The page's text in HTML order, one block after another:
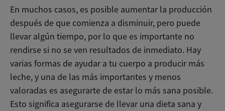
En muchos casos, es posible aumentar la producción
después de que comienza a disminuir, pero puede
llevar algún tiempo, por lo que es importante no
rendirse si no se ven resultados de inmediato. Hay
varias formas de ayudar a tu cuerpo a producir más
leche, y una de las más importantes y menos
valoradas es asegurarte de estar lo más sana posible.
Esto significa asegurarse de llevar una dieta sana y